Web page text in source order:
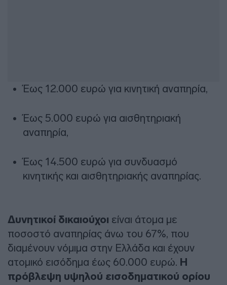
Έως 12.000 ευρώ για κινητική αναπηρία,
Έως 5.000 ευρώ για αισθητηριακή
αναπηρία,
Έως 14.500 ευρώ για συνδυασμό
κινητικής και αισθητηριακής αναπηρίας.
Δυνητικοί δικαιούχοι είναι άτομα με
ποσοστό αναπηρίας άνω του 67%, που
διαμένουν νόμιμα στην Ελλάδα και έχουν
ατομικό εισόδημα έως 60.000 ευρώ. Η
πρόβλεψη υψηλού εισοδηματικού ορίου